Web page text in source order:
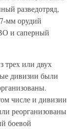
разведотряд,
мм орудий
и саперный
трех или двух
дивизии были
числе и дивизии
реорганизованы
боевой